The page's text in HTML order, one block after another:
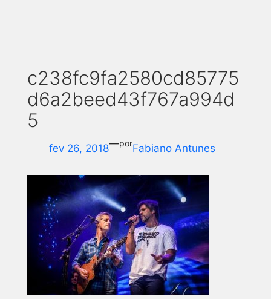
c238fc9fa2580cd85775
d6a2beed43f767a994d
5
fev 26, 2018—porFabiano Antunes